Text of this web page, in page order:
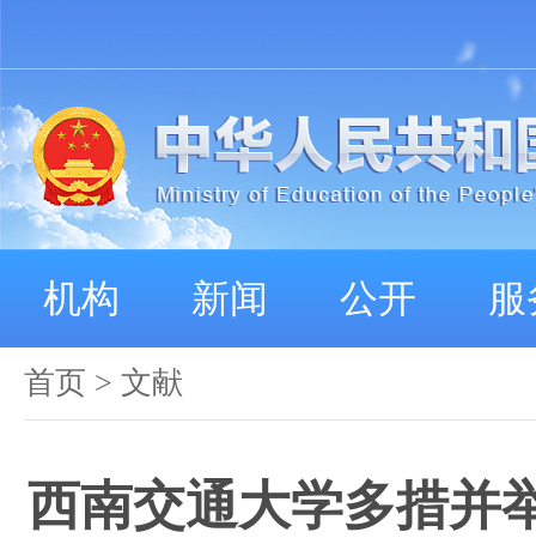
机构 新闻 公开
首页 > 文献
西南交通大学多措并